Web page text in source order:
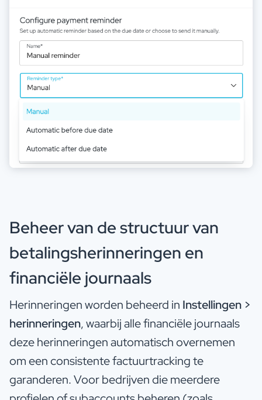
Beheer van de structuur van
betalingsherinneringen en
financiële journaals
Herinneringen worden beheerd in Instellingen >
herinneringen, waarbij alle financiële journaals
deze herinneringen automatisch overnemen
om een consistente factuurtracking te
garanderen. Voor bedrijven die meerdere